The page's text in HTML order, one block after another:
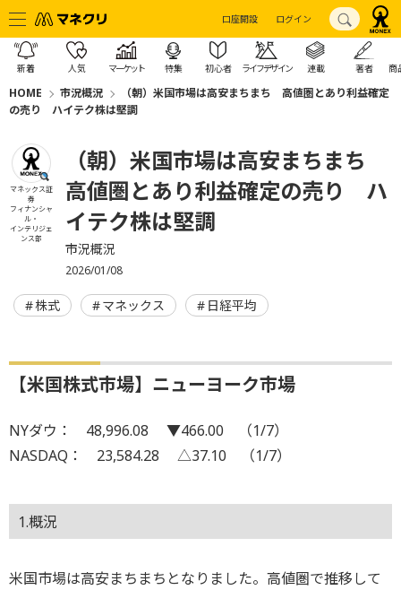
口座開設 ログイン
新着 人気 マーケット 特集 初心者 ライフデザイン 連載 著者 商
HOME 市況概況
（朝）米国市場は高安まちまち 高値圏とあり利益確定
の売り ハイテク株は堅調
マネックス証
券
フィナンシャ
ル・
インテリジェ
ンス部
（朝）米国市場は高安まちまち
高値圏とあり利益確定の売り ハ
イテク株は堅調
市況概況
2026/01/08
株式 マネックス 日経平均
【米国株式市場】ニューヨーク市場
NYダウ： 48,996.08 ▼466.00 （1/7）
NASDAQ： 23,584.28 △37.10 （1/7）
1.概況
米国市場は高安まちまちとなりました。高値圏で推移して